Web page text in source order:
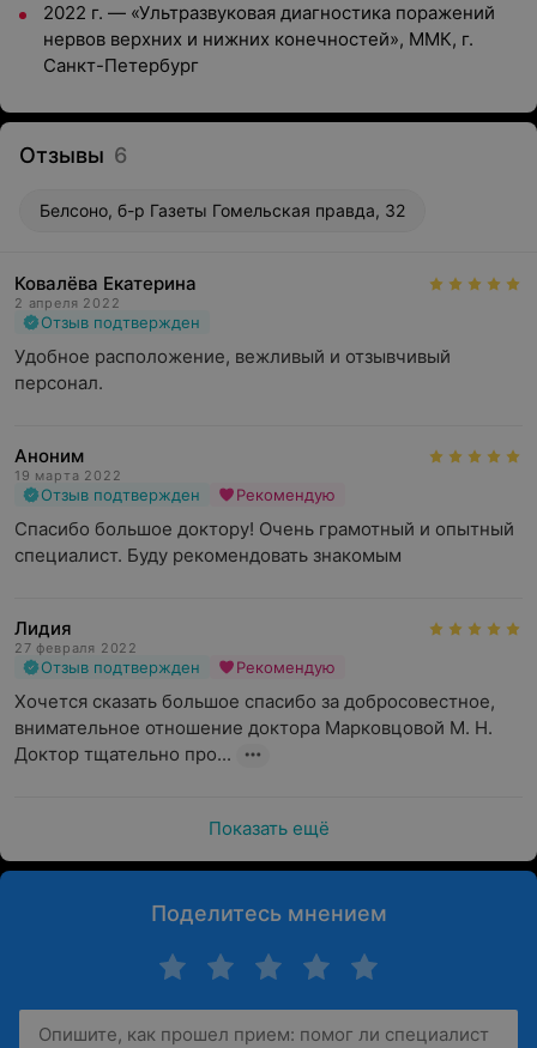
2022 г. — «Ультразвуковая диагностика поражений
нервов верхних и нижних конечностей», ММК, г.
Санкт-Петербург
Отзывы 6
Белсоно, б-р Газеты Гомельская правда, 32
Ковалёва Екатерина
2 апреля 2022
Отзыв подтвержден
Удобное расположение, вежливый и отзывчивый
персонал.
Аноним
19 марта 2022
Отзыв подтвержден Рекомендую
Спасибо большое доктору! Очень грамотный и опытный
специалист. Буду рекомендовать знакомым
Лидия
27 февраля 2022
Отзыв подтвержден Рекомендую
Хочется сказать большое спасибо за добросовестное,
внимательное отношение доктора Марковцовой М. Н.
Доктор тщательно про...
Показать ещё
Поделитесь мнением